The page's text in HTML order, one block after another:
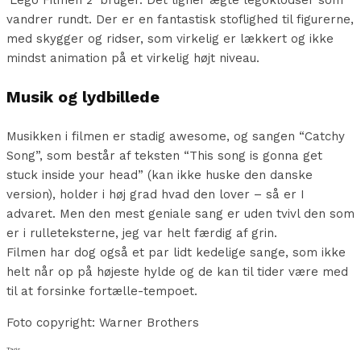
vandrer rundt. Der er en fantastisk stoflighed til figurerne,
med skygger og ridser, som virkelig er lækkert og ikke
mindst animation på et virkelig højt niveau.
Musik og lydbillede
Musikken i filmen er stadig awesome, og sangen “Catchy
Song”, som består af teksten “This song is gonna get
stuck inside your head” (kan ikke huske den danske
version), holder i høj grad hvad den lover – så er I
advaret. Men den mest geniale sang er uden tvivl den som
er i rulleteksterne, jeg var helt færdig af grin.
Filmen har dog også et par lidt kedelige sange, som ikke
helt når op på højeste hylde og de kan til tider være med
til at forsinke fortælle-tempoet.
Foto copyright: Warner Brothers